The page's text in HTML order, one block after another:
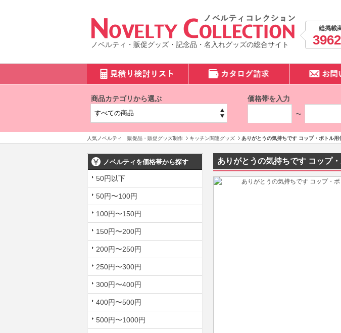
ノベルティ・販促グッズ・記念品・名入れグッズの総合サイト
総掲載
商品カテゴリから選ぶ 価格帯を入力
〜
人気ノベルティ 販促品・販促グッズ制作 キッチン関連グッズ ありがとうの気持ちです コップ・ボトル用
ノベルティを価格帯から探す
50円以下
50円〜100円
100円〜150円
150円〜200円
200円〜250円
250円〜300円
300円〜400円
400円〜500円
500円〜1000円
ありがとうの気持ちです コップ